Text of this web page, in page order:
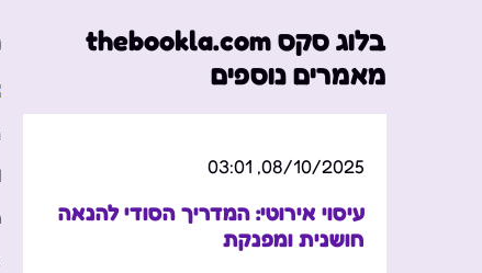
בלוג סקס thebookla.com
מאמרים נוספים
08/10/2025, 03:01
עיסוי אירוטי: המדריך הסודי להנאה
חושנית ומפנקת